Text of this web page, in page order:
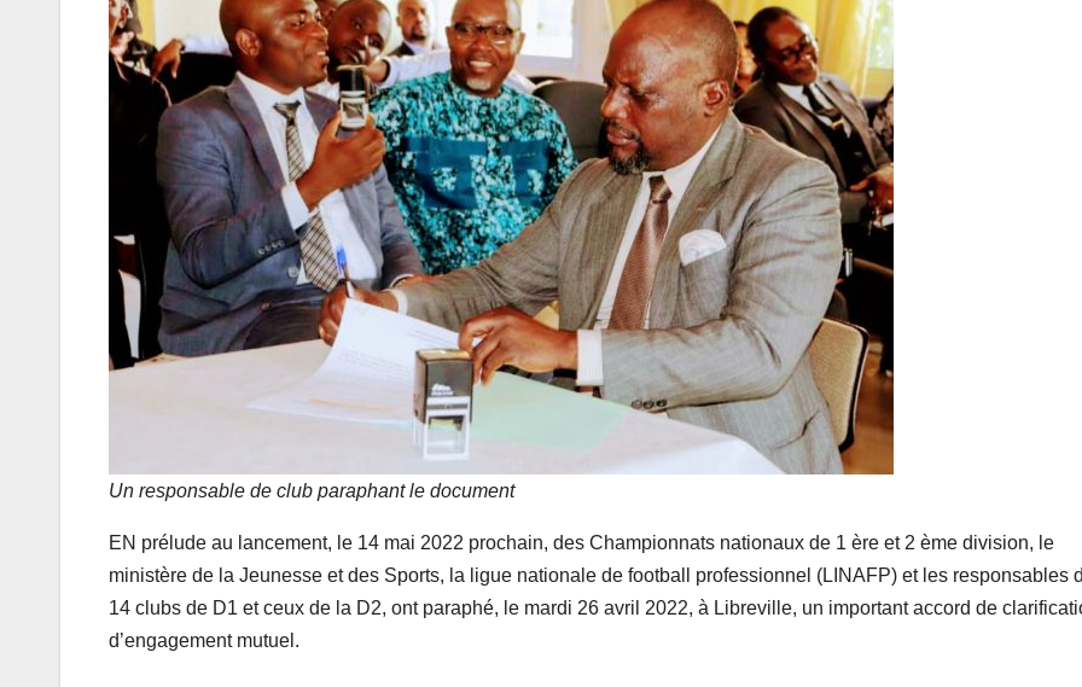
Un responsable de club paraphant le document
EN prélude au lancement, le 14 mai 2022 prochain, des Championnats nationaux de 1 ère et 2 ème division, le
ministère de la Jeunesse et des Sports, la ligue nationale de football professionnel (LINAFP) et les responsables
14 clubs de D1 et ceux de la D2, ont paraphé, le mardi 26 avril 2022, à Libreville, un important accord de
d’engagement mutuel.